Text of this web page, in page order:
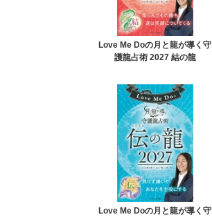
Love Me Doの月と龍が導く守
護龍占術 2027 結の龍
Love Me Doの月と龍が導く守